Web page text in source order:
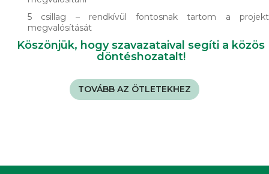
5 csillag – rendkívül fontosnak tartom a projekt
megvalósítását
Köszönjük, hogy szavazataival segíti a közös
döntéshozatalt!
TOVÁBB AZ ÖTLETEKHEZ